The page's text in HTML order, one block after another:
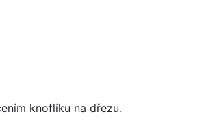
knoflíku na dřezu.